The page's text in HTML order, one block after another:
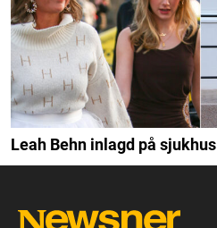
Leah Behn inlagd på sjukhus